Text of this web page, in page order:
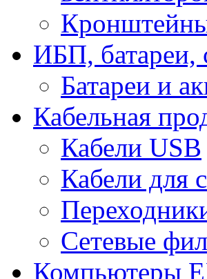
ИБП, батареи,
Батареи и
Кабельная
Кабели USB
Кабели для
Сетевые
Компьютеры